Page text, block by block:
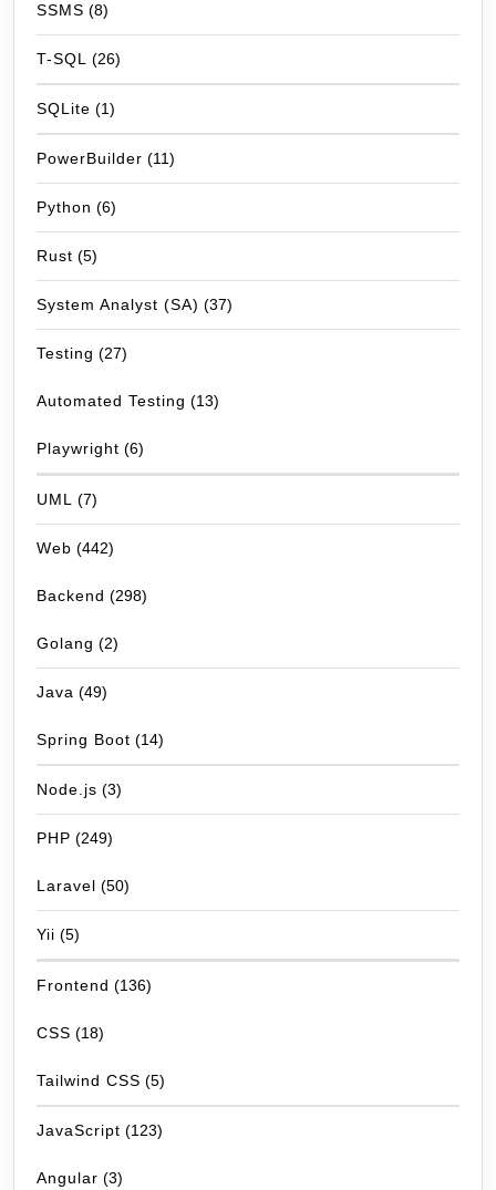
SSMS (8)
T-SQL (26)
SQLite (1)
PowerBuilder (11)
Python (6)
Rust (5)
System Analyst (SA) (37)
Testing (27)
Automated Testing (13)
Playwright (6)
UML (7)
Web (442)
Backend (298)
Golang (2)
Java (49)
Spring Boot (14)
Node.js (3)
PHP (249)
Laravel (50)
Yii (5)
Frontend (136)
CSS (18)
Tailwind CSS (5)
JavaScript (123)
Angular (3)